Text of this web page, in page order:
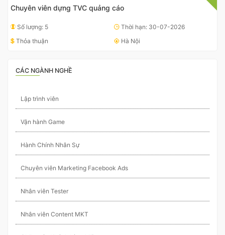
Chuyên viên dựng TVC quảng cáo
Số lượng: 5
Thời hạn: 30-07-2026
Thỏa thuận
Hà Nội
CÁC NGÀNH NGHỀ
Lập trình viên
Vận hành Game
Hành Chính Nhân Sự
Chuyên viên Marketing Facebook Ads
Nhân viên Tester
Nhân viên Content MKT